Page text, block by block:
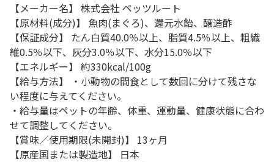
【メーカー名】 株式会社 ペッツルート
【原材料(成分)】 魚肉(まぐろ)、還元水飴、醸造酢
【保証成分】 たん白質40.0％以上、脂質4.5％以上、粗繊
維0.5％以下、灰分3.0％以下、水分15.0％以下
【エネルギー】 約330kcal/100g
【給与方法】 ・小動物の間食として数回に分けて残さな
い程度に与えてください。
・給与量はペットの年齢、体重、運動量、健康状態に合わ
せて調整してください。
【賞味／使用期限(未開封)】 13ヶ月
【原産国または製造地】 日本